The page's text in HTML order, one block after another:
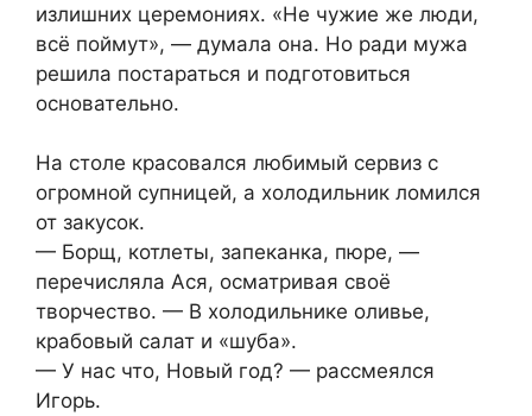
излишних церемониях. «Не чужие же люди,
всё поймут», — думала она. Но ради мужа
решила постараться и подготовиться
основательно.
На столе красовался любимый сервиз с
огромной супницей, а холодильник ломился
от закусок.
— Борщ, котлеты, запеканка, пюре, —
перечисляла Ася, осматривая своё
творчество. — В холодильнике оливье,
крабовый салат и «шуба».
— У нас что, Новый год? — рассмеялся
Игорь.